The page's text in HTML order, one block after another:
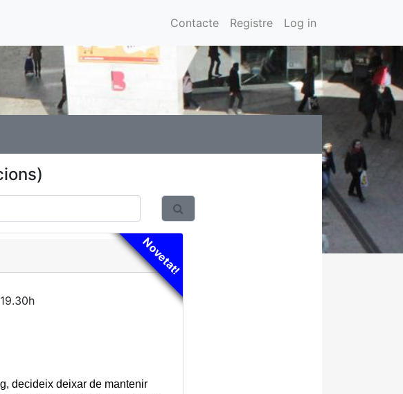
Contacte Registre Log in
Novetat!
decideix deixar de mantenir